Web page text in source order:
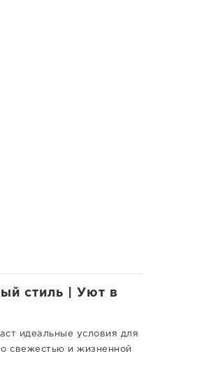
стиль | Уют в
идеальные условия для
свежестью и жизненной